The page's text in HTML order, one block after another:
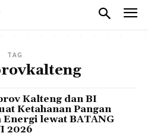
TAG
Kalteng dan BI
Ketahanan Pangan
Energi lewat BATANG
2026